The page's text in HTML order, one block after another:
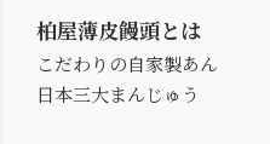
柏屋薄皮饅頭とは
こだわりの自家製あん
日本三大まんじゅう